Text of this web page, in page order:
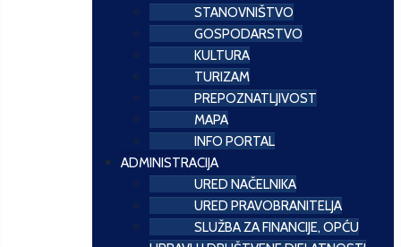
STANOVNIŠTVO
GOSPODARSTVO
KULTURA
TURIZAM
PREPOZNATLJIVOST
MAPA
INFO PORTAL
ADMINISTRACIJA
URED NAČELNIKA
URED PRAVOBRANITELJA
SLUŽBA ZA FINANCIJE, OPĆU